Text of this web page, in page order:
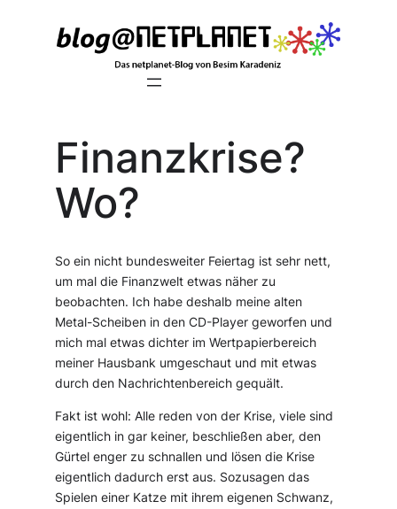
Finanzkrise?
Wo?
So ein nicht bundesweiter Feiertag ist sehr nett,
um mal die Finanzwelt etwas näher zu
beobachten. Ich habe deshalb meine alten
Metal-Scheiben in den CD-Player geworfen und
mich mal etwas dichter im Wertpapierbereich
meiner Hausbank umgeschaut und mit etwas
durch den Nachrichtenbereich gequält.
Fakt ist wohl: Alle reden von der Krise, viele sind
eigentlich in gar keiner, beschließen aber, den
Gürtel enger zu schnallen und lösen die Krise
eigentlich dadurch erst aus. Sozusagen das
Spielen einer Katze mit ihrem eigenen Schwanz,